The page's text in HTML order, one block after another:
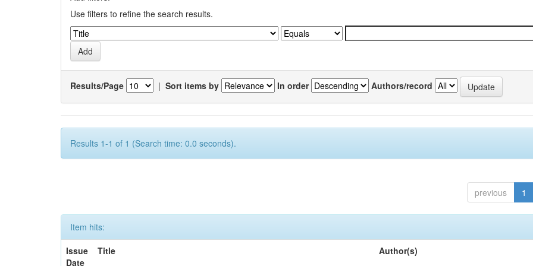
Use filters to refine the search results.
Results/Page | Sort items by In order Authors/record
Results 1-1 of 1 (Search time: 0.0 seconds).
previous 1
Item hits:
Issue
Date
Title Author(s)